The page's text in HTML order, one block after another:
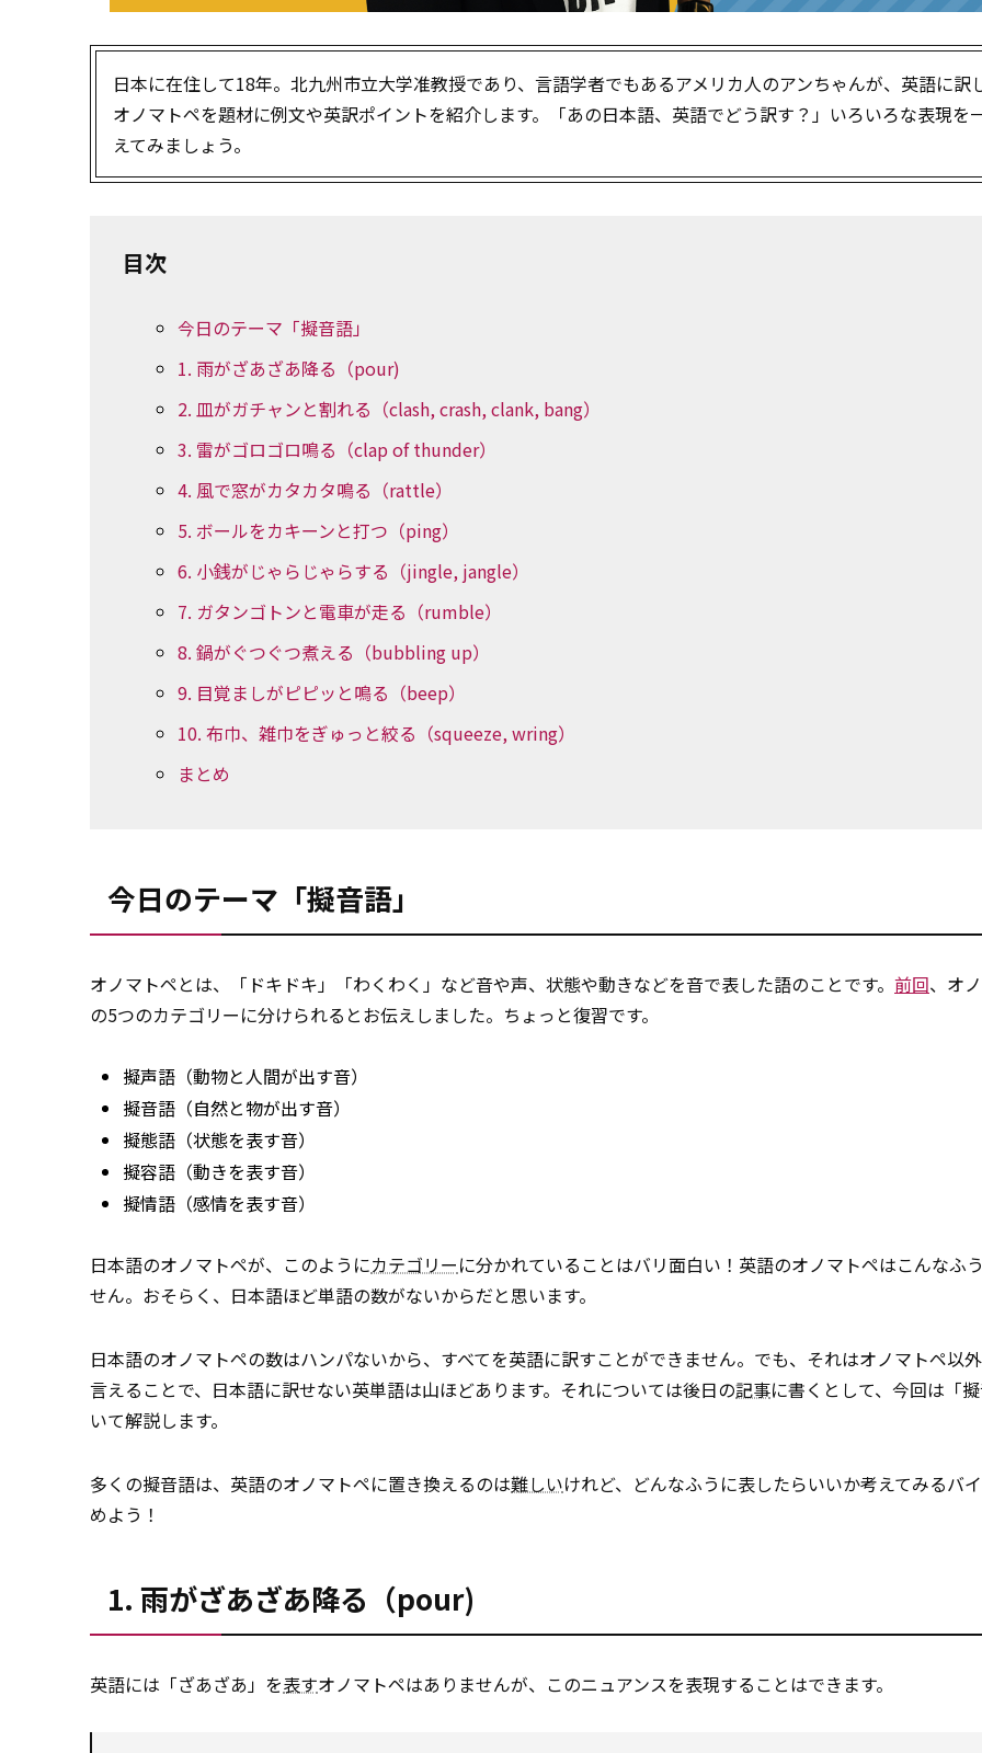
日本に在住して18年。北九州市立大学准教授であり、言語学者でもあるアメリカ人のアンちゃんが、英語に訳
オノマトペを題材に例文や英訳ポイントを紹介します。「あの日本語、英語でどう訳す？」いろいろな表現を
えてみましょう。
目次
今日のテーマ「擬音語」
1. 雨がざあざあ降る（pour)
2. 皿がガチャンと割れる（clash, crash, clank, bang）
3. 雷がゴロゴロ鳴る（clap of thunder）
4. 風で窓がカタカタ鳴る（rattle）
5. ボールをカキーンと打つ（ping）
6. 小銭がじゃらじゃらする（jingle, jangle）
7. ガタンゴトンと電車が走る（rumble）
8. 鍋がぐつぐつ煮える（bubbling up）
9. 目覚ましがピピッと鳴る（beep）
10. 布巾、雑巾をぎゅっと絞る（squeeze, wring）
まとめ
今日のテーマ「擬音語」
オノマトペとは、「ドキドキ」「わくわく」など音や声、状態や動きなどを音で表した語のことです。 前回、オ
の5つのカテゴリーに分けられるとお伝えしました。ちょっと復習です。
擬声語（動物と人間が出す音）
擬音語（自然と物が出す音）
擬態語（状態を表す音）
擬容語（動きを表す音）
擬情語（感情を表す音）
日本語のオノマトペが、このようにカテゴリーに分かれていることはバリ面白い！英語のオノマトペはこんなふ
せん。おそらく、日本語ほど単語の数がないからだと思います。
日本語のオノマトペの数はハンパないから、すべてを英語に訳すことができません。でも、それはオノマトペ以
言えることで、日本語に訳せない英単語は山ほどあります。それについては後日の記事に書くとして、今回は「
いて解説します。
多くの擬音語は、英語のオノマトペに置き換えるのは難しいけれど、どんなふうに表したらいいか考えてみるバ
めよう！
1. 雨がざあざあ降る（pour)
英語には「ざあざあ」を表すオノマトペはありませんが、このニュアンスを表現することはできます。